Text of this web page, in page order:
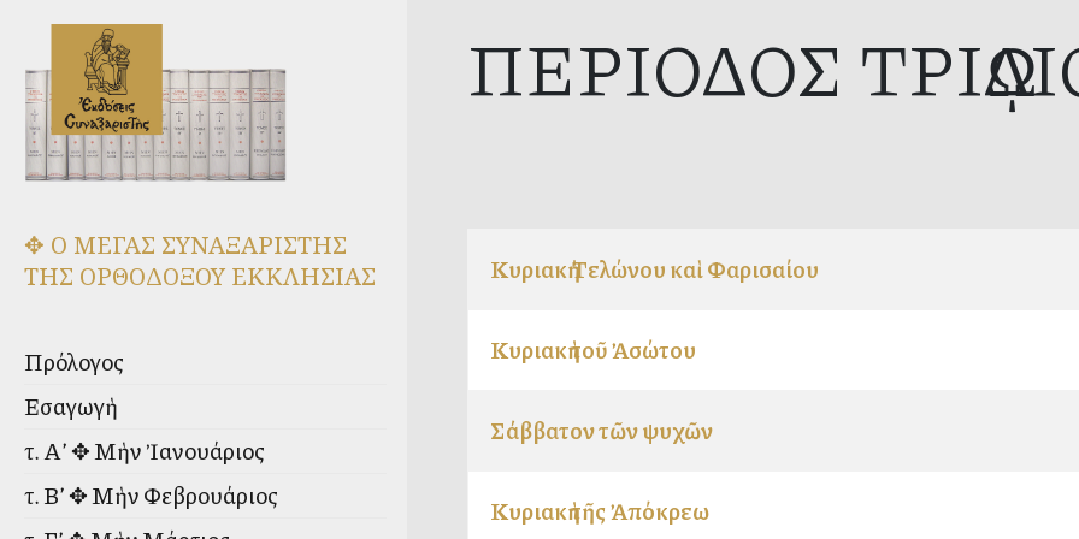
✥ Ο ΜΕΓΑΣ ΣΥΝΑΞΑΡΙΣΤΗΣ
ΤΗΣ ΟΡΘΟΔΟΞΟΥ ΕΚΚΛΗΣΙΑΣ
Πρόλογος
Εἰσαγωγὴ
τ. Α’ ✥ Μὴν Ἰανουάριος
τ. Β’ ✥ Μὴν Φεβρουάριος
ΠΕΡΙΟΔΟΣ
Κυριακὴ Τελώνου καὶ Φαρισαίου
Κυριακὴ τοῦ Ἀσώτου
Σάββατον τῶν ψυχῶν
Κυριακὴ τῆς Ἀπόκρεω